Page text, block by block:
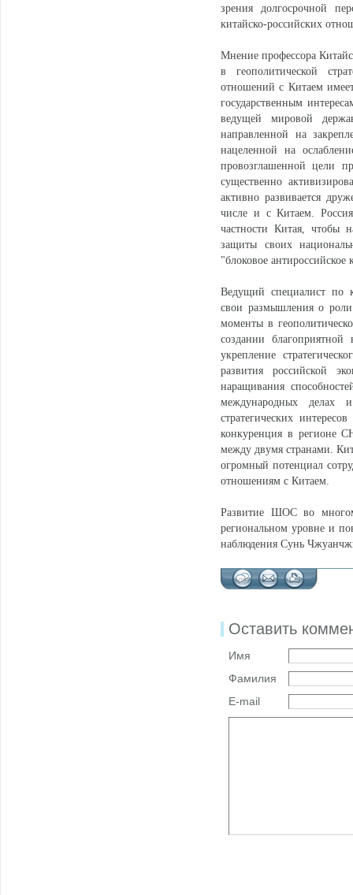
зрения долгосрочной
китайско-российских
Мнение профессора
в геополитической
отношений с Китаем
государственным
ведущей мировой
направленной на
нацеленной на
провозглашенной цели
существенно
активно развивается
числе и с Китаем.
частности Китая, чтобы
защиты своих
"блоковое
Ведущий специалист по
свои размышления о роли
моменты в
создании
укрепление
развития российской
наращивания
международных делах
стратегических
конкуренция в регионе
между двумя странами.
огромный потенциал
отношениям с Китаем.
Развитие ШОС во многом
региональном уровне и
наблюдения Сунь
Оставить
Имя
Фамилия
E-mail